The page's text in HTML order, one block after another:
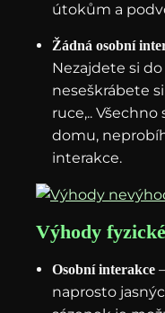
útokům a
Žádná osobní
Nezajdete si
neseškrábete
ruce,..
domu,
interakce.
Výhody
Osobní interakce
naprosto